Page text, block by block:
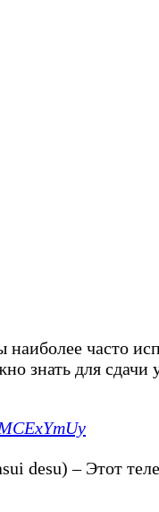
часто
знать для сдачи
desu) – Этот